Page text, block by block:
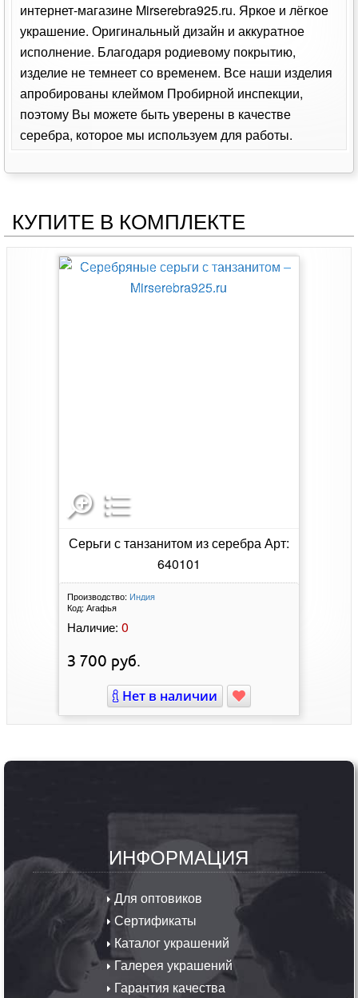
интернет-магазине Mirserebra925.ru. Яркое и лёгкое
украшение. Оригинальный дизайн и аккуратное
исполнение. Благодаря родиевому покрытию,
изделие не темнеет со временем. Все наши изделия
апробированы клеймом Пробирной инспекции,
поэтому Вы можете быть уверены в качестве
серебра, которое мы используем для работы.
КУПИТЕ В КОМПЛЕКТЕ
Серьги с танзанитом из серебра Арт:
640101
Производство: Индия
Код: Агафья
Наличие: 0
3 700 руб.
Нет в наличии
ИНФОРМАЦИЯ
Для оптовиков
Сертификаты
Каталог украшений
Галерея украшений
Гарантия качества